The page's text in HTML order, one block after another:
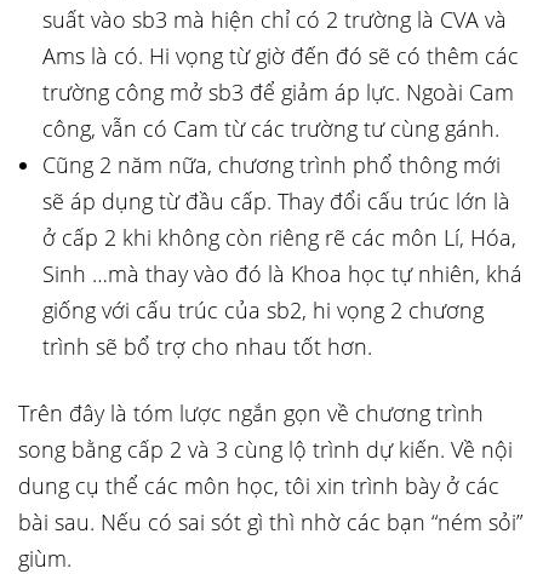
suất vào sb3 mà hiện chỉ có 2 trường là CVA và
Ams là có. Hi vọng từ giờ đến đó sẽ có thêm các
trường công mở sb3 để giảm áp lực. Ngoài Cam
công, vẫn có Cam từ các trường tư cùng gánh.
Cũng 2 năm nữa, chương trình phổ thông mới
sẽ áp dụng từ đầu cấp. Thay đổi cấu trúc lớn là
ở cấp 2 khi không còn riêng rẽ các môn Lí, Hóa,
Sinh …mà thay vào đó là Khoa học tự nhiên, khá
giống với cấu trúc của sb2, hi vọng 2 chương
trình sẽ bổ trợ cho nhau tốt hơn.
Trên đây là tóm lược ngắn gọn về chương trình
song bằng cấp 2 và 3 cùng lộ trình dự kiến. Về nội
dung cụ thể các môn học, tôi xin trình bày ở các
bài sau. Nếu có sai sót gì thì nhờ các bạn “ném sỏi”
giùm.